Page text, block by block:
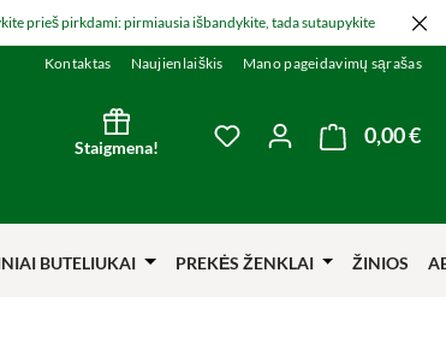
prieš pirkdami: pirmiausia išbandykite, tada sutaupykite
Kontaktas Naujienlaiškis Mano pageidavimų sąrašas
Staigmena!
You have 0 wishlist
0,00 €
BUTELIUKAI PREKĖS ŽENKLAI ŽINIOS